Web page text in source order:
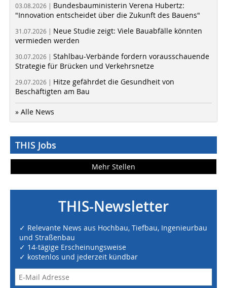
03.08.2026 | Bundesbauministerin Verena Hubertz:
"Innovation entscheidet über die Zukunft des Bauens"
31.07.2026 | Neue Studie zeigt: Viele Bauabfälle könnten
vermieden werden
30.07.2026 | Stahlbau-Verbände fordern vorausschauende
Strategie für Brücken und Verkehrsnetze
29.07.2026 | Hitze gefährdet die Gesundheit von
Beschäftigten am Bau
» Alle News
THIS Jobs
Mehr Stellen
THIS-Newsletter
✓ Relevante News aus Hochbau, Tiefbau, Ingenieurbau
und Straßenbau
✓ 14-tägige Erscheinungsweise
✓ kostenlos und jederzeit kündbar